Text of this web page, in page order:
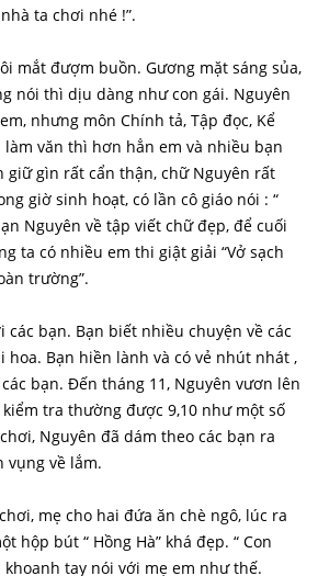
ta chơi nhé !”.
mắt đượm buồn. Gương mặt sáng sủa,
nói thì dịu dàng như con gái. Nguyên
nhưng môn Chính tả, Tập đọc, Kể
làm văn thì hơn hẳn em và nhiều bạn
giữ gìn rất cẩn thận, chữ Nguyên rất
giờ sinh hoạt, có lần cô giáo nói : “
Nguyên về tập viết chữ đẹp, để cuối
ta có nhiều em thi giật giải “Vở sạch
trường”.
các bạn. Bạn biết nhiều chuyện về các
hoa. Bạn hiền lành và có vẻ nhút nhát ,
bạn. Đến tháng 11, Nguyên vươn lên
kiểm tra thường được 9,10 như một số
Nguyên đã dám theo các bạn ra
vụng về lắm.
mẹ cho hai đứa ăn chè ngô, lúc ra
hộp bút “ Hồng Hà” khá đẹp. “ Con
khoanh tay nói với mẹ em như thế.